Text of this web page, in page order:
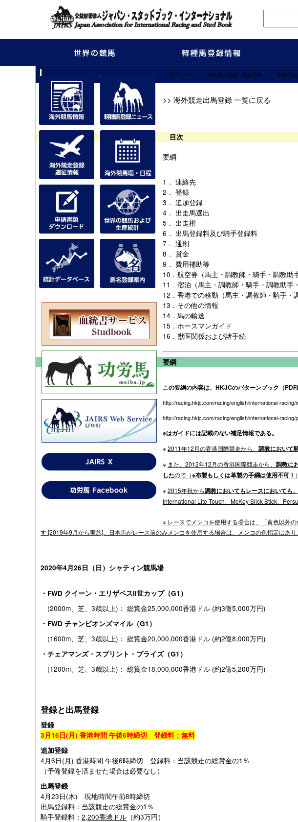
TOPページ ＞ 海外競走登録・遠征情報 ＞ 海外競走
プライズの要綱
>> 海外競走出馬登録 一覧に戻る
目次
要綱
1． 連絡先
2． 登録
3． 追加登録
4． 出走馬選出
5． 出走権
6． 出馬登録料及び騎手登録料
7． 通則
8． 賞金
9． 費用補助等
10． 航空券（馬主・調教師・騎手・調教助
11． 宿泊（馬主・調教師・騎手・調教助手
12． 香港での移動（馬主・調教師・騎手・
13． その他の情報
14． 馬の輸送
15． ホースマンガイド
16． 獣医関係および諸手続
要綱
この要綱の内容は、HKJCのパターンブック（PDF
http://racing.hkjc.com/racing/english/international-racing/
http://racing.hkjc.com/racing/english/international-racing/
※はガイドには記載のない補足情報である。
※2011年12月の香港国際競走から、 調教において
※ また、2012年12月の香港国際競走から、 調教に
したので （※布製もしくは革製の手綱は使用不可！
※2015年秋から調教においてもレースにおいても
International Lite-Touch、McKey Slick Stick、
※ レースでメンコを使用する場合は、「黄色以外
す [2019年9月から実施]。日本馬がレース前のみメンコを使用する場合は、メンコの色指定はあり
2020年4月26日（日） シャティン競馬場
・FWD クイーン・エリザベスII世カップ（G1）
(2000m、芝、3歳以上)： 総賞金25,000,000香港ドル (約3億5,000万円)
・FWD チャンピオンズマイル（G1）
(1600m、芝、3歳以上)： 総賞金20,000,000香港ドル (約2億8,000万円)
・チェアマンズ・スプリント・プライズ（G1）
(1200m、芝、3歳以上)： 総賞金18,000,000香港ドル (約2億5,200万円)
登録と出馬登録
登録
3月16日(月) 香港時間 午後6時締切 登録料：無料
追加登録
4月6日(月) 香港時間 午後6時締切 登録料：当該競走の総賞金の1％
（予備登録を済ませた場合は必要なし）
出馬登録
4月23日(木) 現地時間午前8時締切
出馬登録料： 当該競走の総賞金の1％
騎手登録料： 2,200香港ドル （約3万円）